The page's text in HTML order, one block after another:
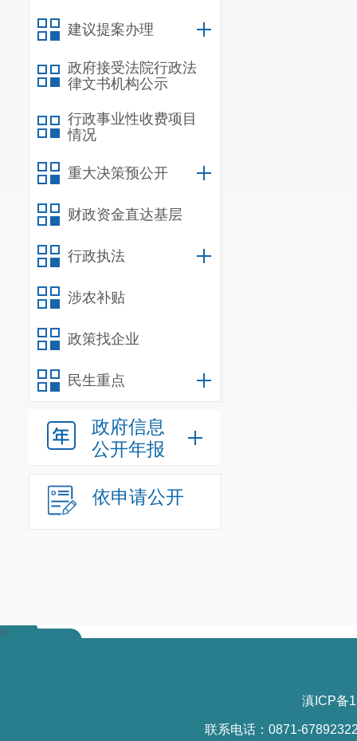
建议提案办理
政府接受法院行政法
律文书机构公示
行政事业性收费项目
情况
重大决策预公开
财政资金直达基层
行政执法
涉农补贴
政策找企业
民生重点
政府信息
公开年报
依申请公开
>
滇ICP备
联系电话：0871-